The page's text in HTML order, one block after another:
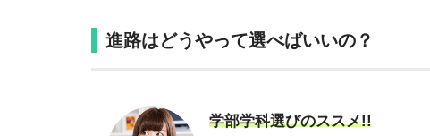
進路はどうやって選べばいいの？
学部学科選びのススメ!!